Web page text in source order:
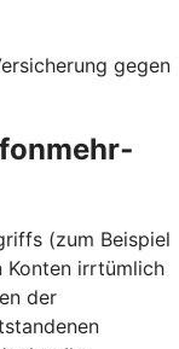
gegen
(zum Beispiel
Konten irrtümlich
der